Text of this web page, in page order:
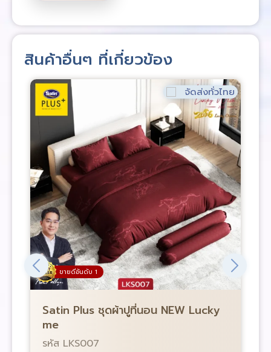
สินค้าอื่นๆ ที่เกี่ยวข้อง
ขายดีอันดับ 1
จัดส่งทั่วไทย
Satin Plus ชุดผ้าปูที่นอน NEW Lucky
me
รหัส LKS007